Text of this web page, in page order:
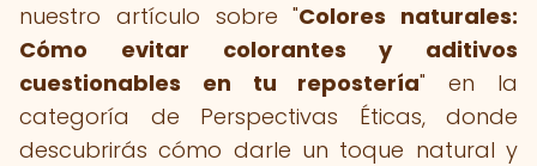
nuestro artículo sobre "Colores naturales:
Cómo evitar colorantes y aditivos
cuestionables en tu repostería" en la
categoría de Perspectivas Éticas, donde
descubrirás cómo darle un toque natural y